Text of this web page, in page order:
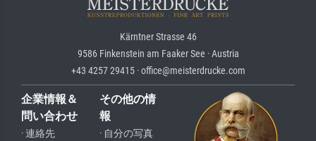
Kärntner Strasse 46
9586 Finkenstein am Faaker See · Austria
+43 4257 29415 · office@meisterdrucke.com
企業情報＆
問い合わせ
· 連絡先
その他の情
報
· 自分の写真